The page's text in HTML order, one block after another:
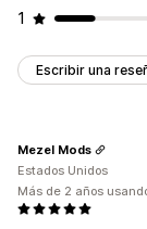
1
Escribir una
Mezel Mods
Estados Unidos
Más de 2 años